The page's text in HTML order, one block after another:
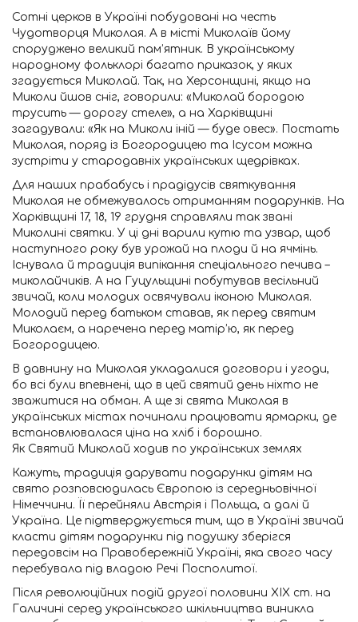
Сотні церков в Україні побудовані на честь
Чудотворця Миколая. А в місті Миколаїв йому
споруджено великий пам’ятник. В українському
народному фольклорі багато приказок, у яких
згадується Миколай. Так, на Херсонщині, якщо на
Миколи йшов сніг, говорили: «Миколай бородою
трусить — дорогу стеле», а на Харківщині
загадували: «Як на Миколи іній — буде овес». Постать
Миколая, поряд із Богородицею та Ісусом можна
зустріти у стародавніх українських щедрівках.
Для наших прабабусь і прадідусів святкування
Миколая не обмежувалось отриманням подарунків. На
Харківщині 17, 18, 19 грудня справляли так звані
Миколині святки. У ці дні варили кутю та узвар, щоб
наступного року був урожай на плоди й на ячмінь.
Існувала й традиція випікання спеціального печива –
миколайчиків. А на Гуцульщині побутував весільний
звичай, коли молодих освячували іконою Миколая.
Молодий перед батьком ставав, як перед святим
Миколаєм, а наречена перед матір’ю, як перед
Богородицею.
В давнину на Миколая укладалися договори і угоди,
бо всі були впевнені, що в цей святий день ніхто не
зважитися на обман. А ще зі свята Миколая в
українських містах починали працювати ярмарки, де
встановлювалася ціна на хліб і борошно.
Як Святий Миколай ходив по українських землях
Кажуть, традиція дарувати подарунки дітям на
свято розповсюдилась Європою із середньовічної
Німеччини. Її перейняли Австрія і Польща, а далі й
Україна. Це підтверджується тим, що в Україні звичай
класти дітям подарунки під подушку зберігся
передовсім на Правобережній Україні, яка свого часу
перебувала під владою Речі Посполитої.
Після революційних подій другої половини ХІХ ст. на
Галичині серед українського шкільництва виникла